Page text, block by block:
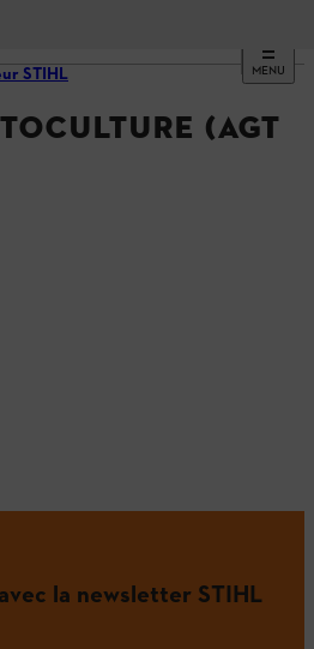
MENU
STIHL
(AGT
la newsletter STIHL